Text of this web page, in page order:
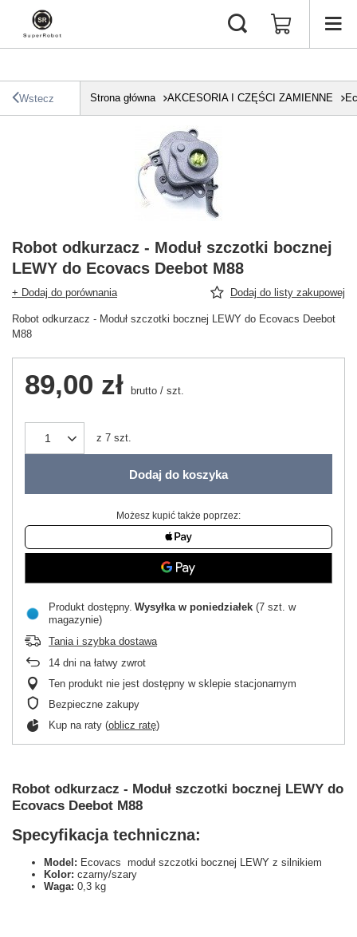
Wstecz Strona główna AKCESORIA I CZĘŚCI ZAMIENNE
Robot odkurzacz - Moduł szczotki bocznej
LEWY do Ecovacs Deebot M88
+ Dodaj do porównania Dodaj do listy zakupowej
Robot odkurzacz - Moduł szczotki bocznej LEWY do Ecovacs Deebot
M88
89,00 zł brutto / szt.
z 7 szt.
Dodaj do koszyka
Możesz kupić także poprzez:
Produkt dostępny Wysyłka w poniedziałek (7 szt. w
magazynie)
Tania i szybka dostawa
14 dni na łatwy zwrot
Ten produkt nie jest dostępny w sklepie stacjonarnym
Bezpieczne zakupy
Kup na raty (oblicz ratę)
Robot odkurzacz - Moduł szczotki bocznej LEWY do
Ecovacs Deebot M88
Specyfikacja techniczna:
Model: Ecovacs moduł szczotki bocznej LEWY z silnikiem
Kolor: czarny/szary
Waga: 0,3 kg